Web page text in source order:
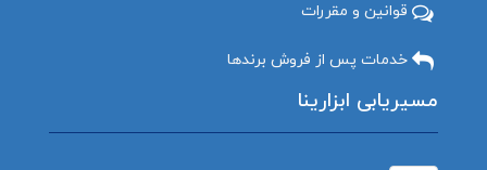
قوانین و مقررات
خدمات پس از فروش برندها
مسیریابی ابزارینا